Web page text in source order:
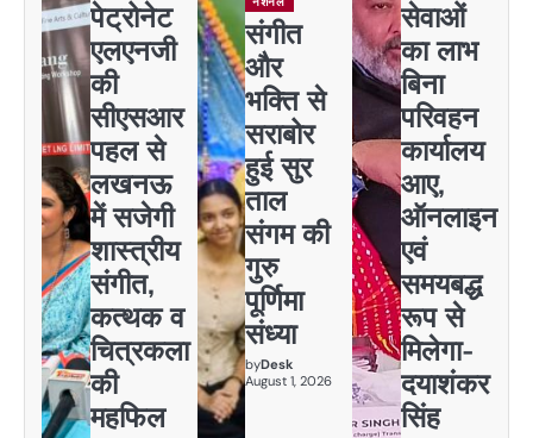
पेट्रोनेट
एलएनजी
की
सीएसआर
पहल से
लखनऊ
में सजेगी
शास्त्रीय
संगीत,
कत्थक व
चित्रकला
की
महफिल
संगीत
और
भक्ति से
सराबोर
हुई सुर
ताल
संगम की
गुरु
पूर्णिमा
संध्या
byDesk
August 1, 2026
सेवाओं
का लाभ
बिना
परिवहन
कार्यालय
आए,
ऑनलाइन
एवं
समयबद्ध
रूप से
मिलेगा-
दयाशंकर
सिंह